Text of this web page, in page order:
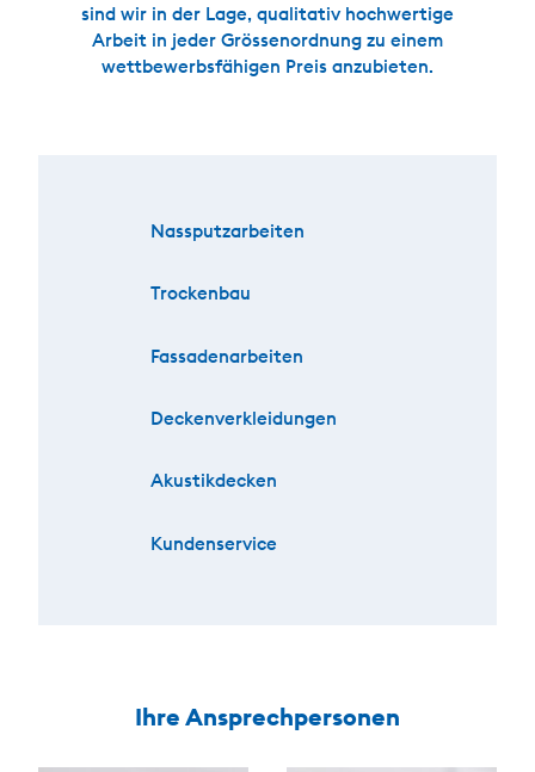
sind wir in der Lage, qualitativ hochwertige
Arbeit in jeder Grössenordnung zu einem
wettbewerbsfähigen Preis anzubieten.
Nassputzarbeiten
Trockenbau
Fassadenarbeiten
Deckenverkleidungen
Akustikdecken
Kundenservice
Ihre Ansprechpersonen